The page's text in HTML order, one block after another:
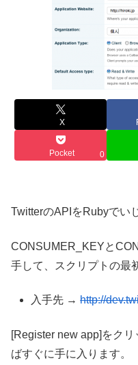
X
Pocket 0
TwitterのAPIをRubyでい
CONSUMER_KEYと
手して、スクリプトの最
入手先 →http://
[Register new app]をク
ばすぐに手に入ります。